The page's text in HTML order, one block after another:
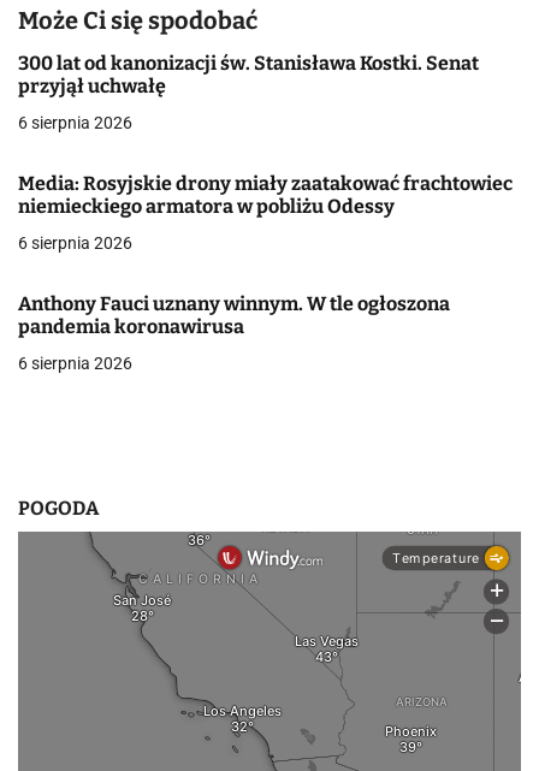
a
c
j
w
p
i
s
Może Ci się spodobać
300 lat od kanonizacji św. Stanisława Kostki. Senat
przyjął uchwałę
6 sierpnia 2026
Media: Rosyjskie drony miały zaatakować frachtowiec
niemieckiego armatora w pobliżu Odessy
6 sierpnia 2026
Anthony Fauci uznany winnym. W tle ogłoszona
pandemia koronawirusa
6 sierpnia 2026
POGODA